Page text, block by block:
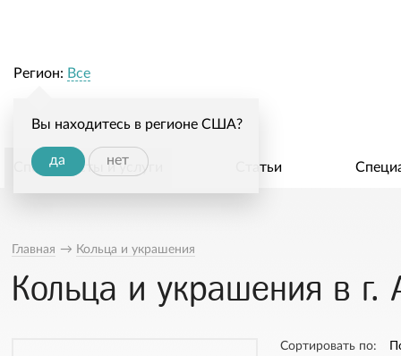
Регион: Все
Вы находитесь в регионе США?
да нет
Специалисты и услуги Статьи
Главная → Кольца и украшения
Кольца и украшения в г.
Сортировать по: